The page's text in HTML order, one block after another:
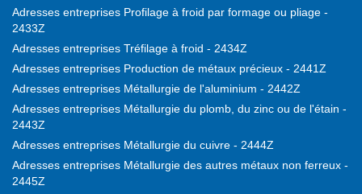
Adresses entreprises Profilage à froid par formage ou pliage -
2433Z
Adresses entreprises Tréfilage à froid - 2434Z
Adresses entreprises Production de métaux précieux - 2441Z
Adresses entreprises Métallurgie de l'aluminium - 2442Z
Adresses entreprises Métallurgie du plomb, du zinc ou de l'étain -
2443Z
Adresses entreprises Métallurgie du cuivre - 2444Z
Adresses entreprises Métallurgie des autres métaux non ferreux -
2445Z